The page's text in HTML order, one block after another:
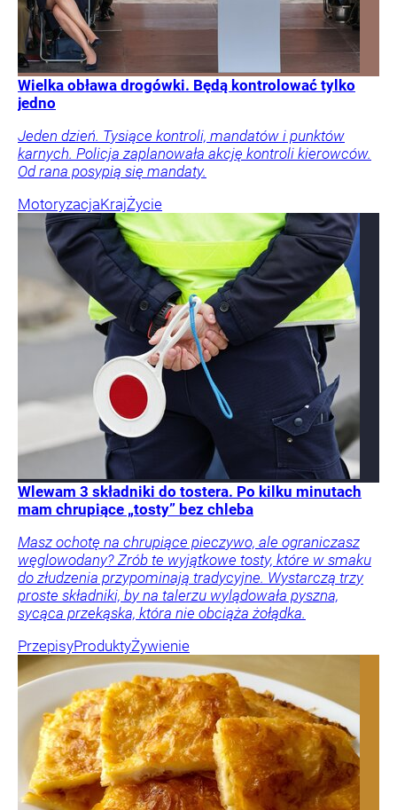
Wielka obława drogówki. Będą kontrolować tylko
jedno
Jeden dzień. Tysiące kontroli, mandatów i punktów
karnych. Policja zaplanowała akcję kontroli kierowców.
Od rana posypią się mandaty.
MotoryzacjaKrajŻycie
Wlewam 3 składniki do tostera. Po kilku minutach
mam chrupiące „tosty” bez chleba
Masz ochotę na chrupiące pieczywo, ale ograniczasz
węglowodany? Zrób te wyjątkowe tosty, które w smaku
do złudzenia przypominają tradycyjne. Wystarczą trzy
proste składniki, by na talerzu wylądowała pyszna,
sycąca przekąska, która nie obciąża żołądka.
PrzepisyProduktyŻywienie